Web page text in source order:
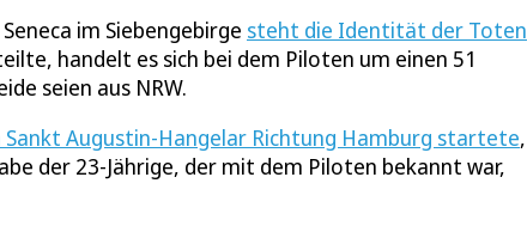
im Siebengebirge steht die Identität der Toten
handelt es sich bei dem Piloten um einen 51
seien aus NRW.
Augustin-Hangelar Richtung Hamburg startete,
der 23-Jährige, der mit dem Piloten bekannt war,